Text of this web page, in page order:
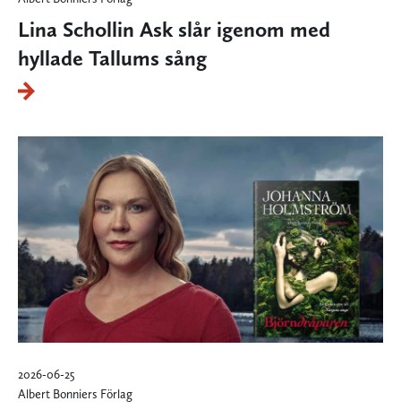
Lina Schollin Ask slår igenom med
hyllade Tallums sång
2026-06-25
Albert Bonniers Förlag